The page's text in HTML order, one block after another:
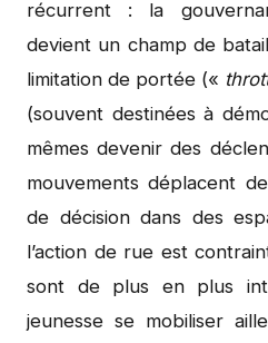
récurrent : la
devient un champ de
limitation de portée («
(souvent destinées à
mêmes devenir des
mouvements déplacent
de décision dans des
l’action de rue est
sont de plus en plus
jeunesse se mobiliser